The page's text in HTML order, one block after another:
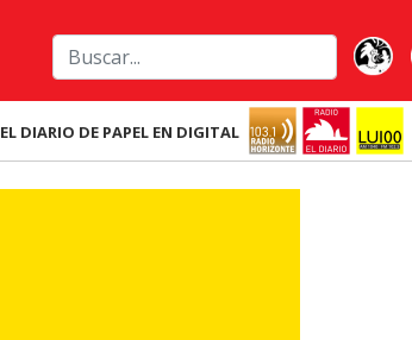
EL DIARIO DE PAPEL EN DIGITAL